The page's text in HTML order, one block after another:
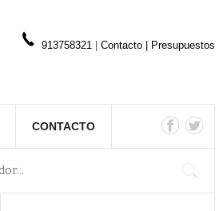
913758321 Contacto Presupuestos
CONTACTO